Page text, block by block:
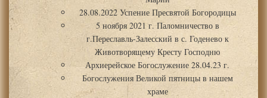
28.08.2022 Успение Пресвятой Богородицы
5 ноября 2021 г. Паломничество в
г.Переславль-Залесский в с. Годенево к
Животворящему Кресту Господню
Архиерейское Богослужение 28.04.23 г.
Богослужения Великой пятницы в нашем
храме